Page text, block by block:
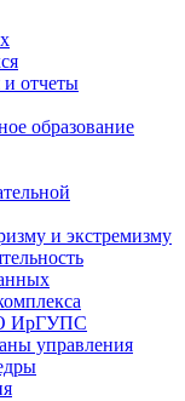
отчеты
образование
и экстремизму
ИрГУПС
управления